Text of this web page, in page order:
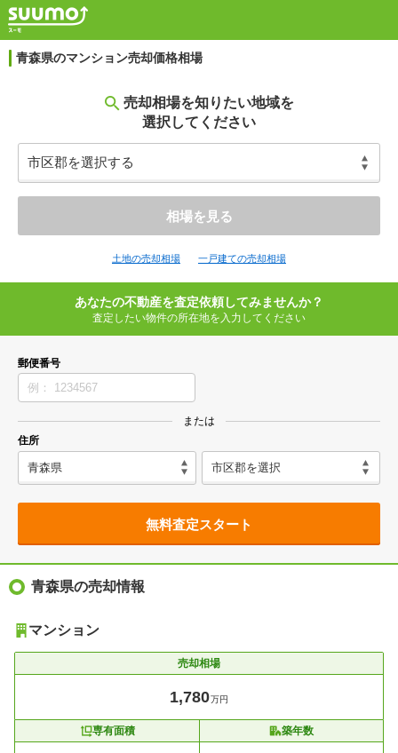
青森県のマンション売却価格相場
売却相場を知りたい地域を
選択してください
相場を見る
土地の売却相場 一戸建ての売却相場
あなたの不動産を査定依頼してみませんか？
査定したい物件の所在地を入力してください
郵便番号
または
住所
無料査定スタート
青森県の売却情報
マンション
売却相場
1,780万円
専有面積 築年数